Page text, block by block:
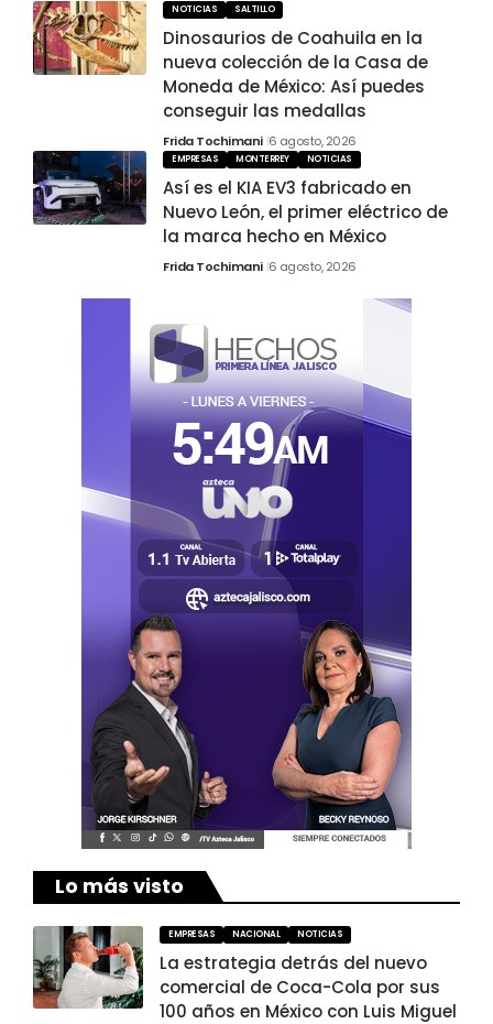
NOTICIAS SALTILLO
Dinosaurios de Coahuila en la
nueva colección de la Casa de
Moneda de México: Así puedes
conseguir las medallas
Frida Tochimani 6 agosto, 2026
EMPRESAS MONTERREY NOTICIAS
Así es el KIA EV3 fabricado en
Nuevo León, el primer eléctrico de
la marca hecho en México
Frida Tochimani 6 agosto, 2026
Lo más visto
EMPRESAS NACIONAL NOTICIAS
La estrategia detrás del nuevo
comercial de Coca-Cola por sus
100 años en México con Luis Miguel